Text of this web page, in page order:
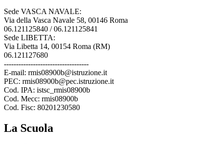
Sede VASCA NAVALE:
Via della Vasca Navale 58, 00146 Roma
06.121125840 / 06.121125841
Sede LIBETTA:
Via Libetta 14, 00154 Roma (RM)
06.121127680
-----------------------------------
E-mail: rmis08900b@istruzione.it
PEC: rmis08900b@pec.istruzione.it
Cod. IPA: istsc_rmis08900b
Cod. Mecc: rmis08900b
Cod. Fisc: 80201230580
La Scuola